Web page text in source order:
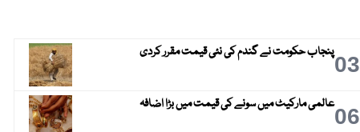
03پنجاب حکومت نے گندم کی نئی قیمت مقرر کردی
06عالمی مارکیٹ میں سونے کی قیمت میں بڑا اضافہ